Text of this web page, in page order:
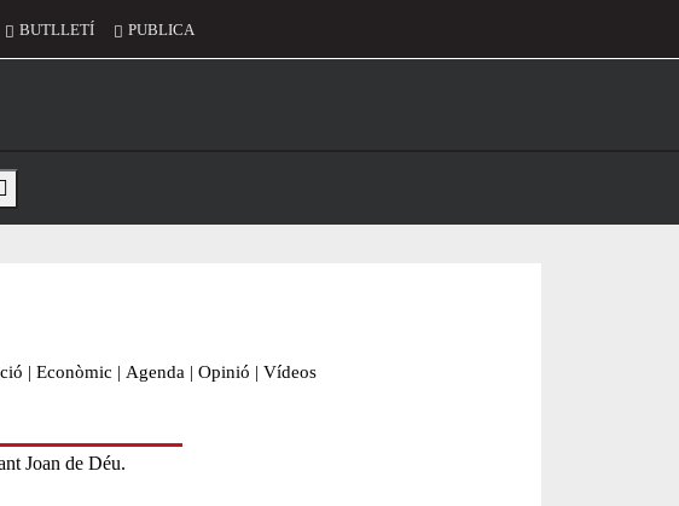
BUTLLETÍ PUBLICA
l'encapçalament
main menu
| Econòmic | Agenda | Opinió | Vídeos